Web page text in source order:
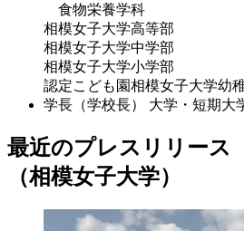
食物栄養学科
相模女子大学高等部
相模女子大学中学部
相模女子大学小学部
認定こども園相模女子大学幼
学長（学校長）
大学・短期
最近のプレスリリース
（相模女子大学）